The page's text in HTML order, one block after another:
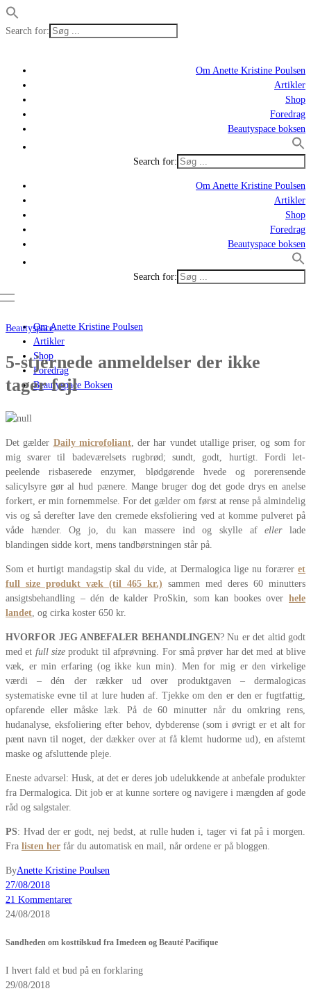
Search for:
Om Anette Kristine Poulsen
Artikler
Shop
Foredrag
Beautyspace boksen
Search for:
Om Anette Kristine Poulsen
Artikler
Shop
Foredrag
Beautyspace boksen
Search for:
Om Anette Kristine Poulsen
Artikler
Shop
Foredrag
Beautyspace Boksen
Beautyspace
5-stjernede anmeldelser der ikke
tager fejl
Det gælder Daily microfoliant, der har vundet utallige priser, og som for
mig svarer til badeværelsets rugbrød; sundt, godt, hurtigt. Fordi let-
peelende risbaserede enzymer, blødgørende hvede og porerensende
salicylsyre gør al hud pænere. Mange bruger dog det gode drys en anelse
forkert, er min fornemmelse. For det gælder om først at rense på almindelig
vis og så derefter lave den cremede eksfoliering ved at komme pulveret på
våde hænder. Og jo, du kan massere ind og skylle afellerlade
blandingen sidde kort, mens tandbørstningen står på.
Som et hurtigt mandagstip skal du vide, at Dermalogica lige nu forærer et
full size produkt væk (til 465 kr.) sammen med deres 60 minutters
ansigtsbehandling – dén de kalder ProSkin, som kan bookes over hele
landet, og cirka koster 650 kr.
HVORFOR JEG ANBEFALER BEHANDLINGEN? Nu er det altid godt
med et full size produkt til afprøvning. For små prøver har det med at blive
væk, er min erfaring (og ikke kun min). Men for mig er den virkelige
værdi – dén der rækker ud over produktgaven – dermalogicas
systematiske evne til at lure huden af. Tjekke om den er den er fugtfattig,
opfarende eller måske læk. På de 60 minutter når du omkring rens,
hudanalyse, eksfoliering efter behov, dybderense (som i øvrigt er et alt for
pænt navn til noget, der dækker over at få klemt hudorme ud), en afstemt
maske og afsluttende pleje.
Eneste advarsel: Husk, at det er deres job udelukkende at anbefale produkter
fra Dermalogica. Dit job er at kunne sortere og navigere i mængden af gode
råd og salgstaler.
PS: Hvad der er godt, nej bedst, at rulle huden i, tager vi fat på i morgen.
Fra listen her får du automatisk en mail, når ordene er på bloggen.
ByAnette Kristine Poulsen
27/08/2018
21 Kommentarer
24/08/2018
Sandheden om kosttilskud fra Imedeen og Beauté Pacifique
I hvert fald et bud på en forklaring
29/08/2018